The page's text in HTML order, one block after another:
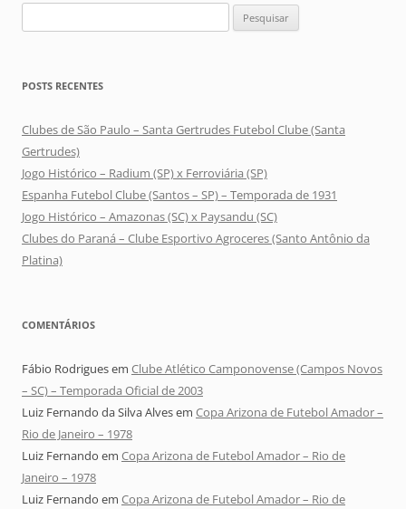
por:
POSTS RECENTES
Clubes de São Paulo – Santa Gertrudes Futebol Clube (Santa
Gertrudes)
Jogo Histórico – Radium (SP) x Ferroviária (SP)
Espanha Futebol Clube (Santos – SP) – Temporada de 1931
Jogo Histórico – Amazonas (SC) x Paysandu (SC)
Clubes do Paraná – Clube Esportivo Agroceres (Santo Antônio da
Platina)
COMENTÁRIOS
Fábio Rodriguesem Clube Atlético Camponovense (Campos Novos
– SC) – Temporada Oficial de 2003
Luiz Fernando da Silva Alvesem Copa Arizona de Futebol Amador –
Rio de Janeiro – 1978
Luiz Fernando em Copa Arizona de Futebol Amador – Rio de
Janeiro – 1978
Luiz Fernando em Copa Arizona de Futebol Amador – Rio de